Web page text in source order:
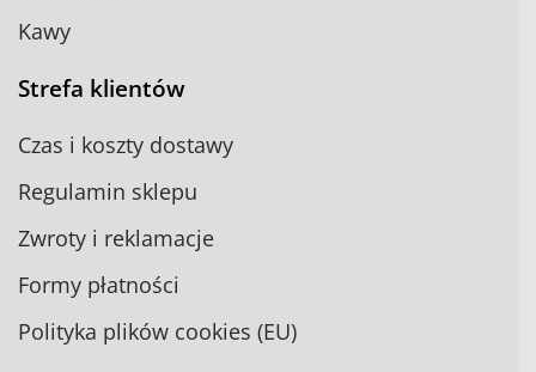
Kawy
Strefa klientów
Czas i koszty dostawy
Regulamin sklepu
Zwroty i reklamacje
Formy płatności
Polityka plików cookies (EU)